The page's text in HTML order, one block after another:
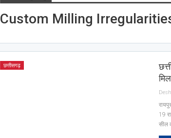
Custom Milling
छत्तीसगढ़
19
सील